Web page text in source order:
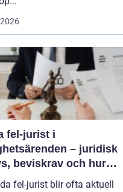
fel-jurist i
– juridisk
beviskrav och hur
fördelas vid
fel-jurist blir ofta aktuell